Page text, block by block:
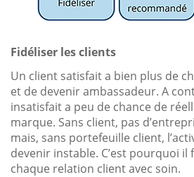
Fidéliser les clients
Un client satisfait a bien plus de
et de devenir ambassadeur. A
insatisfait a peu de chance de
marque. Sans client, pas
mais, sans portefeuille client,
devenir instable. C’est pourquoi
chaque relation client avec soin.